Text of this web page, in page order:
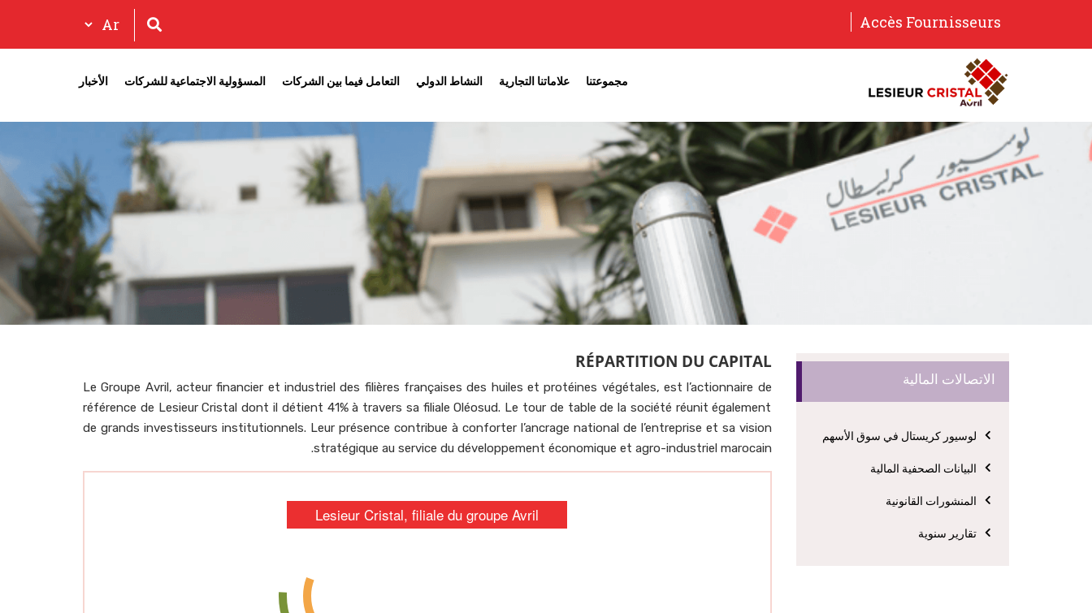
Accès Fournisseurs
مجموعتنا علاماتنا التجارية النشاط الدولي التعامل فيما بين الشركات‎ المسؤولية الاجتماعية للشركات الأخبار
الاتصالات المالية
لوسيور كريستال في سوق الأسهم
البيانات الصحفية المالية
المنشورات القانونية
تقارير سنوية
RÉPARTITION DU CAPITAL
Le Groupe Avril, acteur financier et industriel des filières françaises des huiles et protéines végétales, est l’actionnaire de
référence de Lesieur Cristal dont il détient 41% à travers sa filiale Oléosud. Le tour de table de la société réunit également
de grands investisseurs institutionnels. Leur présence contribue à conforter l’ancrage national de l’entreprise et sa vision
stratégique au service du développement économique et agro-industriel marocain.
Lesieur Cristal, filiale du groupe Avril